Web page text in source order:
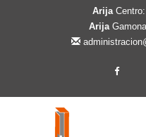
ArijaCentro:
Arija